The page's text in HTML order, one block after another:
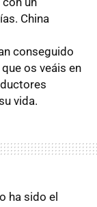
China
conseguido
os veáis en
vida.
ha sido el